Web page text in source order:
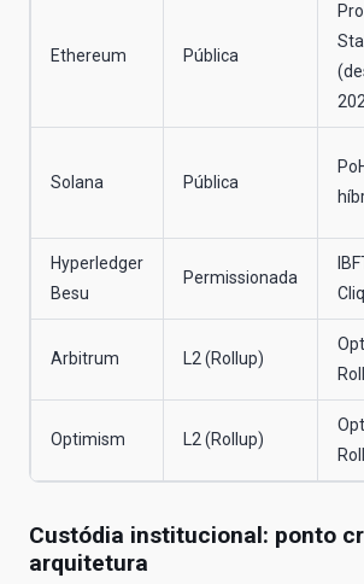
Ethereum Pública
Solana Pública
Hyperledger
Besu
Permissionada
Arbitrum L2 (Rollup)
Optimism L2 (Rollup)
Custódia institucional: ponto
arquitetura